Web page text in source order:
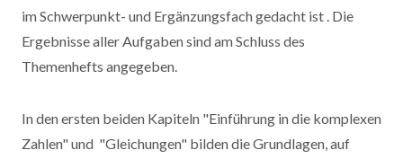
im Schwerpunkt- und Ergänzungsfach gedacht ist . Die
Ergebnisse aller Aufgaben sind am Schluss des
Themenhefts angegeben.
In den ersten beiden Kapiteln "Einführung in die komplexen
Zahlen" und "Gleichungen" bilden die Grundlagen, auf